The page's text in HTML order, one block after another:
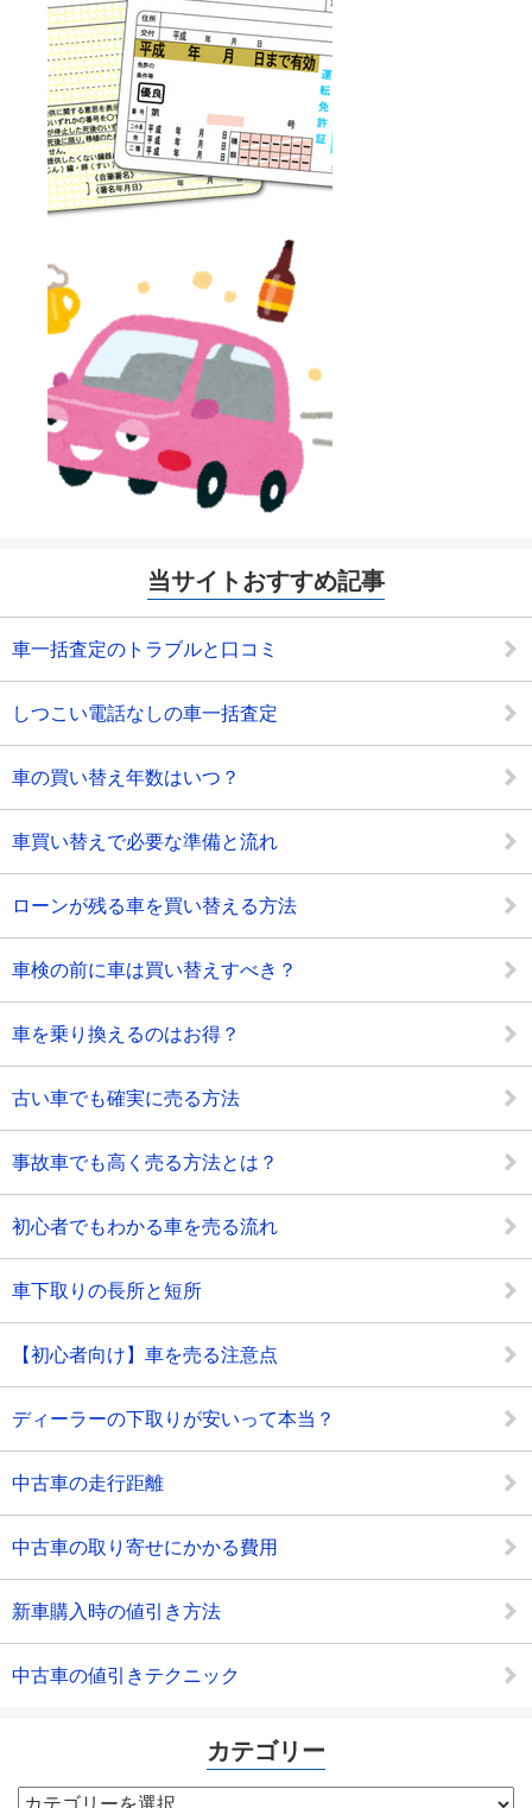
当サイトおすすめ記事
車一括査定のトラブルと口コミ
しつこい電話なしの車一括査定
車の買い替え年数はいつ？
車買い替えで必要な準備と流れ
ローンが残る車を買い替える方法
車検の前に車は買い替えすべき？
車を乗り換えるのはお得？
古い車でも確実に売る方法
事故車でも高く売る方法とは？
初心者でもわかる車を売る流れ
車下取りの長所と短所
【初心者向け】車を売る注意点
ディーラーの下取りが安いって本当？
中古車の走行距離
中古車の取り寄せにかかる費用
新車購入時の値引き方法
中古車の値引きテクニック
カテゴリー
カ